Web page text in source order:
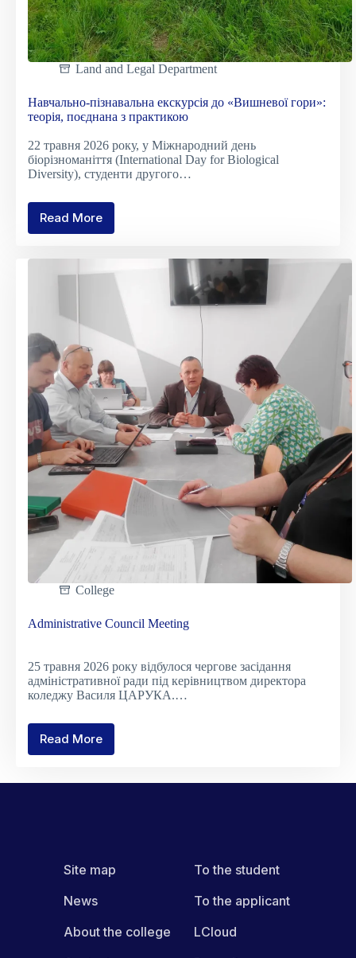
Land and Legal Department
Навчально-пізнавальна екскурсія до «Вишневої гори»:
теорія, поєднана з практикою
22 травня 2026 року, у Міжнародний день
біорізноманіття (International Day for Biological
Diversity), студенти другого…
Read MoreНавчально-
«Вишневої
поєднана
з
практикою
College
Administrative Council Meeting
25 травня 2026 року відбулося чергове засідання
адміністративної ради під керівництвом директора
коледжу Василя ЦАРУКА.…
Read MoreAdministrative
Council
Site map
News
About the college
To the student
To the applicant
LCloud